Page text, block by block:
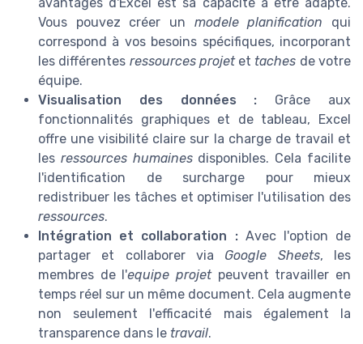
avantages d'Excel est sa capacité à être adapté.
Vous pouvez créer un modele planification qui
correspond à vos besoins spécifiques, incorporant
les différentes ressources projetet taches de votre
équipe.
Visualisation des données : Grâce aux
fonctionnalités graphiques et de tableau, Excel
offre une visibilité claire sur la charge de travail et
les ressources humainesdisponibles. Cela facilite
l'identification de surcharge pour mieux
redistribuer les tâches et optimiser l'utilisation des
ressources.
Intégration et collaboration :Avec l'option de
partager et collaborer via Google Sheets, les
membres de l'equipe projetpeuvent travailler en
temps réel sur un même document. Cela augmente
non seulement l'efficacité mais également la
transparence dans le travail.